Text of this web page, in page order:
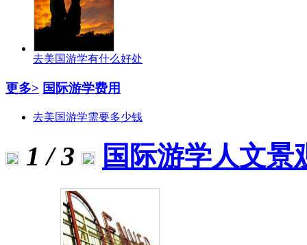
去美国游学有什么好处
更多> 国际游学费用
去美国游学需要多少钱
1 / 3 国际游学人文景